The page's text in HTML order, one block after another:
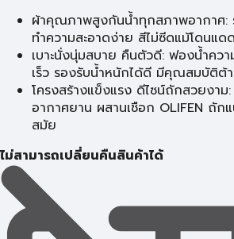
ผ้าคุณภาพสูงกันน้ำทุกสภาพอากาศ:
ทำความสะอาดง่าย สีไม่ซีดแม้โดนแ
เบาะนั่งนุ่มสบาย คืนตัวดี: ฟองน้ำคว
เร็ว รองรับน้ำหนักได้ดี มีคุณสมบัติต้
โครงสร้างแข็งแรง ดีไซน์ถักสวยงาม:
อากาศยาน ผสานเชือก OLIFEN ถัก
สมัย
ไม่สามารถเปลี่ยนคืนสินค้าได้